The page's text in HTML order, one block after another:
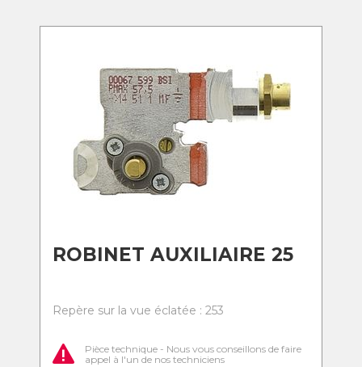
ROBINET AUXILIAIRE 25
Repère sur la vue éclatée : 253
Pièce technique - Nous vous conseillons de faire
appel à l'un de nos techniciens